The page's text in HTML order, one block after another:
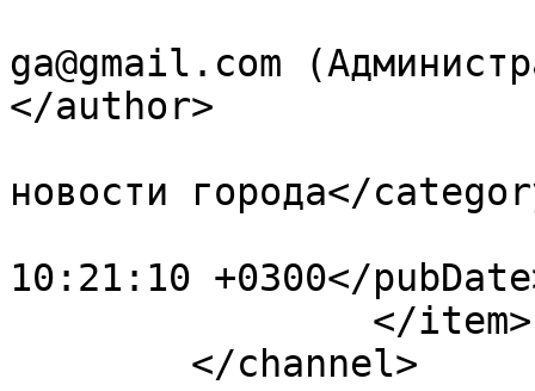
ga@gmail.com
</author>
новости города</
10:21:10 +0300</